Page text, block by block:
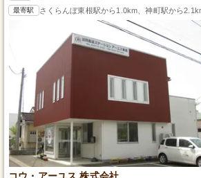
最寄駅 さくらんぼ東根駅から1.0km、神町駅から